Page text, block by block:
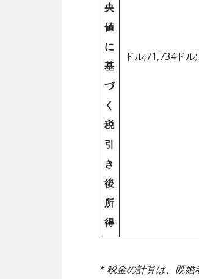
央
値
に
基
づ
く
税
引
き
後
所
得
ドル;71,734ド
* 税金の計算は、既婚